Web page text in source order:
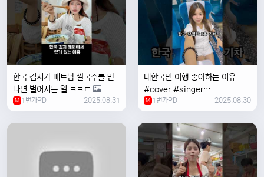
한국 김치가 베트남 쌀국수를 만
나면 벌어지는 일 ㅋㅋㄷ
M 1번가PD 2025.08.31
대한국민 여행 좋아하는 이유
#cover #singer
#coversong #music #한국
여행 #한국
M 1번가PD 2025.08.30